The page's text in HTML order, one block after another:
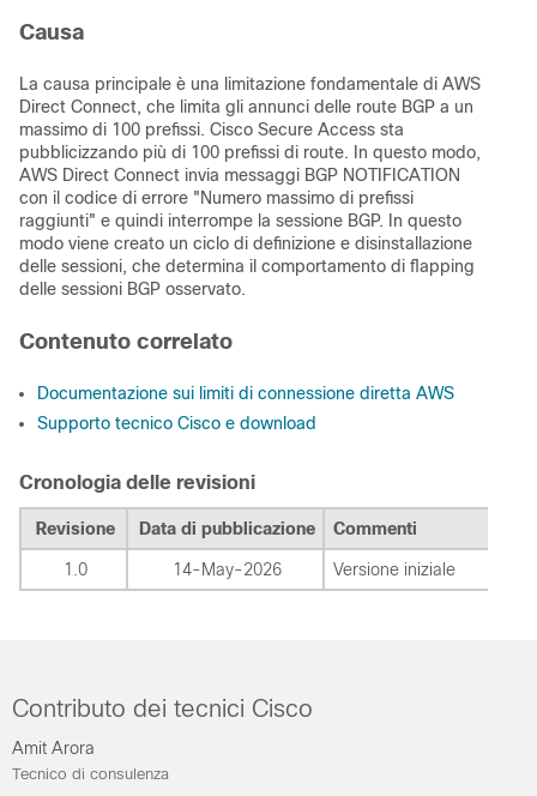
Causa
La causa principale è una limitazione fondamentale di AWS
Direct Connect, che limita gli annunci delle route BGP a un
massimo di 100 prefissi. Cisco Secure Access sta
pubblicizzando più di 100 prefissi di route. In questo modo,
AWS Direct Connect invia messaggi BGP NOTIFICATION
con il codice di errore "Numero massimo di prefissi
raggiunti" e quindi interrompe la sessione BGP. In questo
modo viene creato un ciclo di definizione e disinstallazione
delle sessioni, che determina il comportamento di flapping
delle sessioni BGP osservato.
Contenuto correlato
Documentazione sui limiti di connessione diretta AWS
Supporto tecnico Cisco e download
Cronologia delle revisioni
Revisione Data di pubblicazione Commenti
1.0 14-May-2026 Versione iniziale
Contributo dei tecnici Cisco
Amit Arora
Tecnico di consulenza